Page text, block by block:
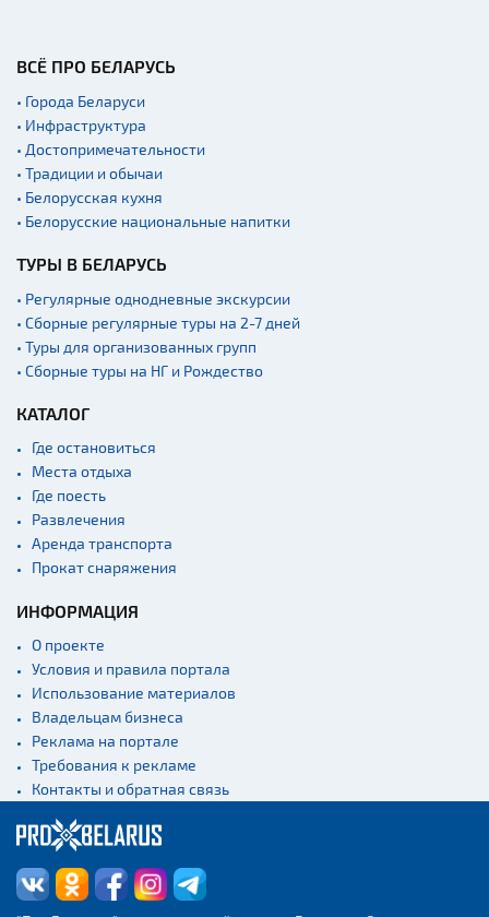
ВСЁ ПРО БЕЛАРУСЬ
• Города Беларуси
• Инфраструктура
• Достопримечательности
• Традиции и обычаи
• Белорусская кухня
• Белорусские национальные напитки
ТУРЫ В БЕЛАРУСЬ
• Регулярные однодневные экскурсии
• Сборные регулярные туры на 2-7 дней
• Туры для организованных групп
• Сборные туры на НГ и Рождество
КАТАЛОГ
Где остановиться
Места отдыха
Где поесть
Развлечения
Аренда транспорта
Прокат снаряжения
ИНФОРМАЦИЯ
О проекте
Условия и правила портала
Использование материалов
Владельцам бизнеса
Реклама на портале
Требования к рекламе
Контакты и обратная связь